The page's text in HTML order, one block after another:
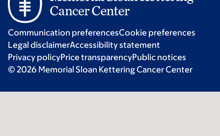
Communication preferencesCookie preferences
Legal disclaimerAccessibility statement
Privacy policyPrice transparencyPublic notices
© 2026 Memorial Sloan Kettering Cancer Center